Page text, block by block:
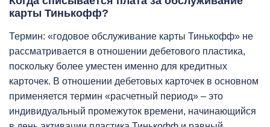
карты Тинькофф?
Термин: «годовое обслуживание карты Тинькофф» не
рассматривается в отношении дебетового пластика,
поскольку более уместен именно для кредитных
карточек. В отношении дебетовых карточек в основном
применяется термин «расчетный период» – это
индивидуальный промежуток времени, начинающийся